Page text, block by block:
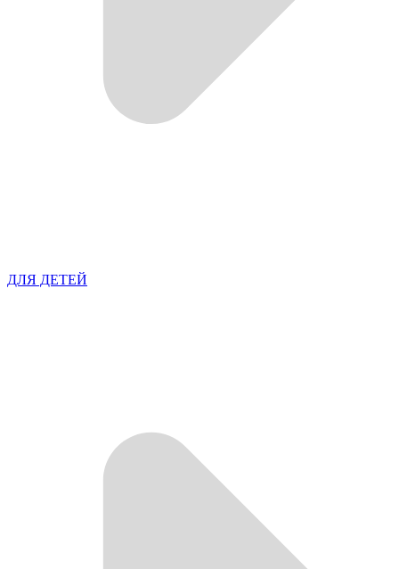
ДЛЯ ДЕТЕЙ